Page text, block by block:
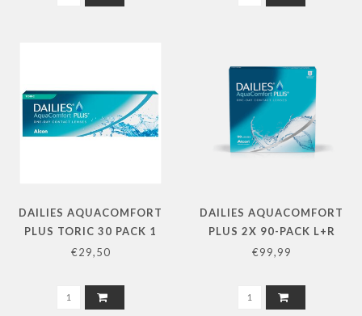
DAILIES AQUACOMFORT
PLUS TORIC 30 PACK 1
STERKTE
€29,50
DAILIES AQUACOMFORT
PLUS 2X 90-PACK L+R
€99,99